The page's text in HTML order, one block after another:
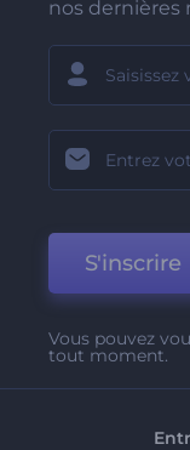
nos dernières
S'inscrire
Vous pouvez
tout moment.